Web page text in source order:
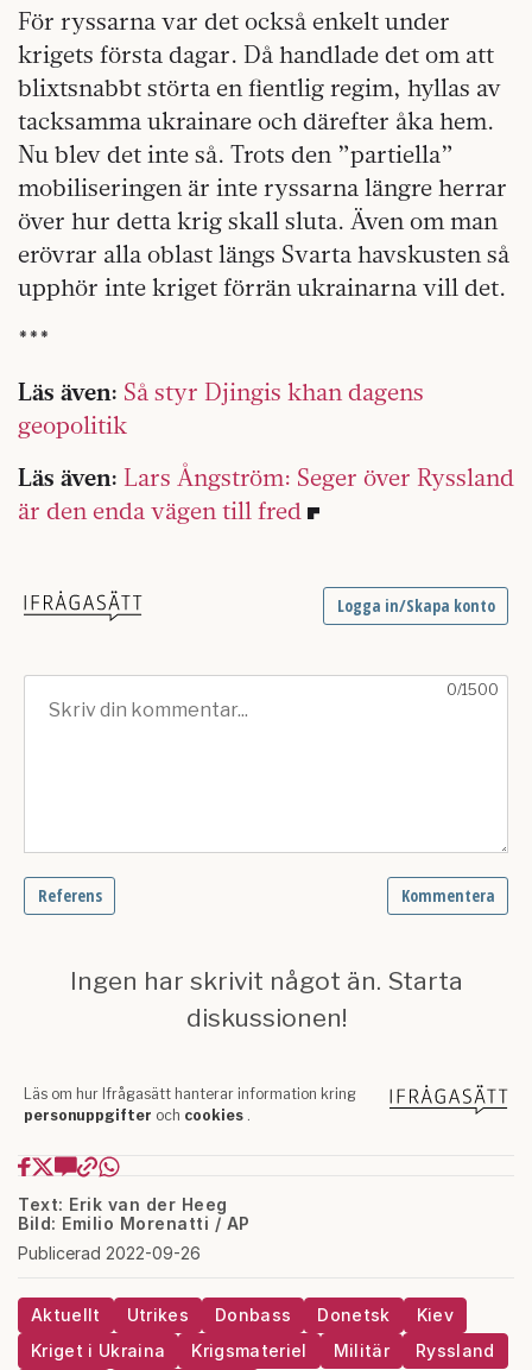
För ryssarna var det också enkelt under
krigets första dagar. Då handlade det om att
blixtsnabbt störta en fientlig regim, hyllas av
tacksamma ukrainare och därefter åka hem.
Nu blev det inte så. Trots den ”partiella”
mobiliseringen är inte ryssarna längre herrar
över hur detta krig skall sluta. Även om man
erövrar alla oblast längs Svarta havskusten så
upphör inte kriget förrän ukrainarna vill det.
***
Läs även: Så styr Djingis khan dagens
geopolitik
Läs även: Lars Ångström: Seger över Ryssland
är den enda vägen till fred
Text: Erik van der Heeg
Bild: Emilio Morenatti / AP
Publicerad 2022-09-26
Aktuellt Utrikes Donbass Donetsk
Kiev
Kriget i Ukraina
Krigsmateriel Militär Ryssland